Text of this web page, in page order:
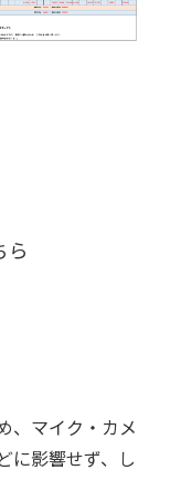
ら
、マイク・カメ
に影響せず、し